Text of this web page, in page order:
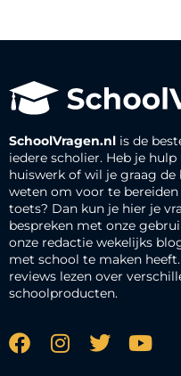
SchoolVragen.nl is de
iedere scholier. Heb je
huiswerk of wil je graag de
weten om voor te
toets? Dan kun je hier je
bespreken met onze
onze redactie wekelijks
met school te maken
reviews lezen over
schoolproducten.